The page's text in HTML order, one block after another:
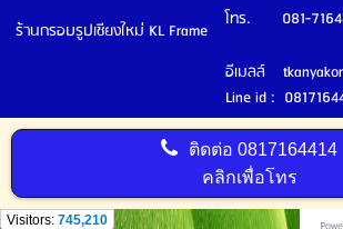
ร้านกรอบรูปเชียงใหม่ KL Frame
โทร. 081-
อีเมลล์
Line id :
ติดต่อ0817164414
คลิกเพื่อโทร
Visitors: 745,210